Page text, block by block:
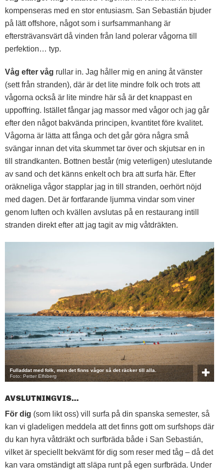
kompenseras med en stor entusiasm. San Sebastián bjuder
på lätt offshore, något som i surfsammanhang är
eftersträvansvärt då vinden från land polerar vågorna till
perfektion… typ.
Våg efter våg rullar in. Jag håller mig en aning åt vänster
(sett från stranden), där är det lite mindre folk och trots att
vågorna också är lite mindre här så är det knappast en
uppoffring. Istället fångar jag massor med vågor och jag går
efter den något bakvända principen, kvantitet före kvalitet.
Vågorna är lätta att fånga och det går göra några små
svängar innan det vita skummet tar över och skjutsar en in
till strandkanten. Bottnen består (mig veterligen) uteslutande
av sand och det känns enkelt och bra att surfa här. Efter
oräkneliga vågor stapplar jag in till stranden, oerhört nöjd
med dagen. Det är fortfarande ljumma vindar som viner
genom luften och kvällen avslutas på en restaurang intill
stranden direkt efter att jag tagit av mig våtdräkten.
Fulladdat med folk, men det finns vågor så det räcker till alla.
Foto: Petter Elfsberg
AVSLUTNINGVIS…
För dig (som likt oss) vill surfa på din spanska semester, så
kan vi gladeligen meddela att det finns gott om surfshops där
du kan hyra våtdräkt och surfbräda både i San Sebastián,
vilket är speciellt bekvämt för dig som reser med tåg – då det
kan vara omständigt att släpa runt på egen surfbräda. Under